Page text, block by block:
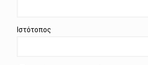
Ιστότοπος